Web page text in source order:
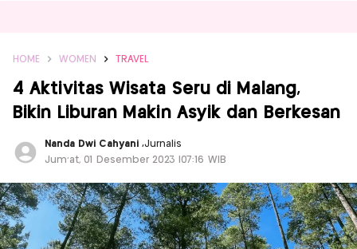
HOME WOMEN TRAVEL
4 Aktivitas Wisata Seru di Malang,
Bikin Liburan Makin Asyik dan Berkesan
Nanda Dwi Cahyani ,Jurnalis
Jum'at, 01 Desember 2023 |07:16 WIB